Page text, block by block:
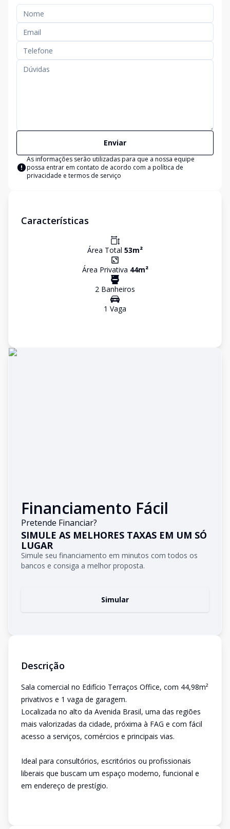
Enviar
As informações serão utilizadas para que a nossa equipe
possa entrar em contato de acordo com a política de
privacidade e termos de serviço
Características
Área Total 53m²
Área Privativa 44m²
2 Banheiros
1 Vaga
Financiamento Fácil
Pretende Financiar?
SIMULE AS MELHORES TAXAS EM UM SÓ
LUGAR
Simule seu financiamento em minutos com todos os
bancos e consiga a melhor proposta.
Simular
Descrição
Sala comercial no Edifício Terraços Office, com 44,98m²
privativos e 1 vaga de garagem.
Localizada no alto da Avenida Brasil, uma das regiões
mais valorizadas da cidade, próxima à FAG e com fácil
acesso a serviços, comércios e principais vias.
Ideal para consultórios, escritórios ou profissionais
liberais que buscam um espaço moderno, funcional e
em endereço de prestígio.